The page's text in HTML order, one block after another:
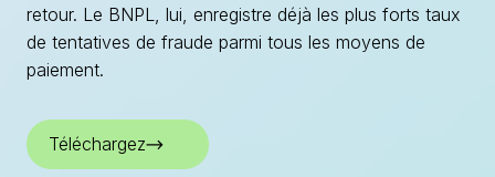
retour. Le BNPL, lui, enregistre déjà les plus forts taux
de tentatives de fraude parmi tous les moyens de
paiement.
Téléchargez